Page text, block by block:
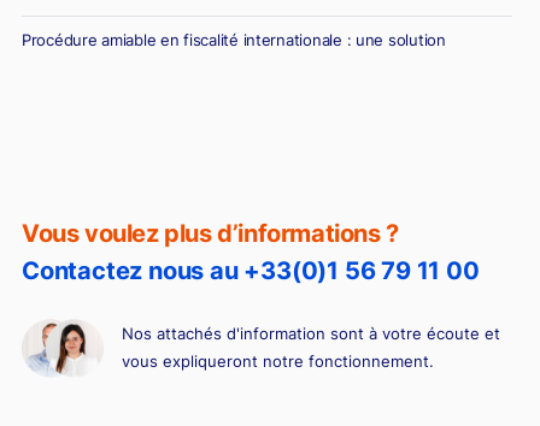
Vous voulez plus d’informations ?
Contactez nous au +33(0)1 56 79 11 00
Nos attachés d'information sont à votre écoute et
vous expliqueront notre fonctionnement.
Procédure amiable en fiscalité internationale : une solution